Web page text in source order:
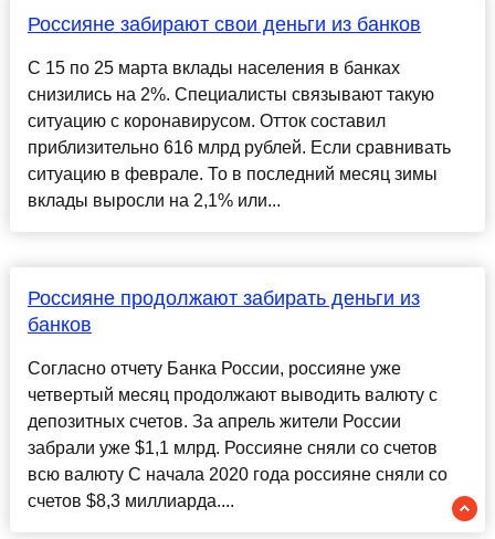
Россияне забирают свои деньги из банков
С 15 по 25 марта вклады населения в банках
снизились на 2%. Специалисты связывают такую
ситуацию с коронавирусом. Отток составил
приблизительно 616 млрд рублей. Если сравнивать
ситуацию в феврале. То в последний месяц зимы
вклады выросли на 2,1% или...
Россияне продолжают забирать деньги из
банков
Согласно отчету Банка России, россияне уже
четвертый месяц продолжают выводить валюту с
депозитных счетов. За апрель жители России
забрали уже $1,1 млрд. Россияне сняли со счетов
всю валюту С начала 2020 года россияне сняли со
счетов $8,3 миллиарда....